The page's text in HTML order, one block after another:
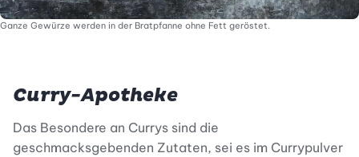
Ganze Gewürze werden in der Bratpfanne ohne Fett geröstet.
Curry-Apotheke
Das Besondere an Currys sind die
geschmacksgebenden Zutaten, sei es im Currypulver